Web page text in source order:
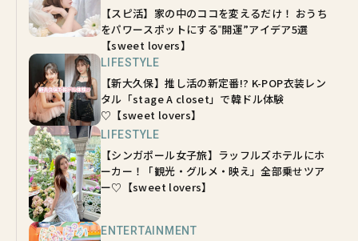
【スピ活】家の中のココを変えるだけ！ おうち
をパワースポットにする‟開運”アイデア5選
【sweet lovers】
LIFESTYLE
【新大久保】推し活の新定番!? K-POP衣装レン
タル「stage A closet」で韓ドル体験
♡【sweet lovers】
LIFESTYLE
【シンガポール女子旅】ラッフルズホテルにホ
ーカー！「観光・グルメ・映え」全部乗せツア
ー♡【sweet lovers】
ENTERTAINMENT